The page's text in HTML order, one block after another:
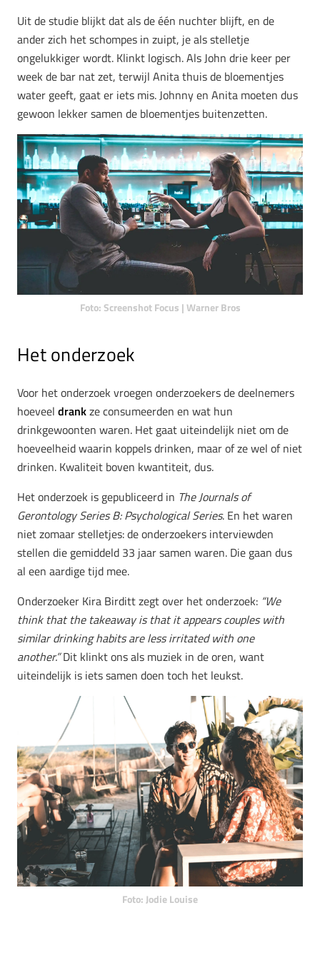
Uit de studie blijkt dat als de één nuchter blijft, en de
ander zich het schompes in zuipt, je als stelletje
ongelukkiger wordt. Klinkt logisch. Als John drie keer per
week de bar nat zet, terwijl Anita thuis de bloementjes
water geeft, gaat er iets mis. Johnny en Anita moeten dus
gewoon lekker samen de bloementjes buitenzetten.
Foto: Screenshot Focus | Warner Bros
Het onderzoek
Voor het onderzoek vroegen onderzoekers de deelnemers
hoeveel drankze consumeerden en wat hun
drinkgewoonten waren. Het gaat uiteindelijk niet om de
hoeveelheid waarin koppels drinken, maar of ze wel of niet
drinken. Kwaliteit boven kwantiteit, dus.
Het onderzoek is gepubliceerd in The Journals of
Gerontology Series B: Psychological Series. En het waren
niet zomaar stelletjes: de onderzoekers interviewden
stellen die gemiddeld 33 jaar samen waren. Die gaan dus
al een aardige tijd mee.
Onderzoeker Kira Birditt zegt over het onderzoek: “We
think that the takeaway is that it appears couples with
similar drinking habits are less irritated with one
another.”Dit klinkt ons als muziek in de oren, want
uiteindelijk is iets samen doen toch het leukst.
Foto: Jodie Louise